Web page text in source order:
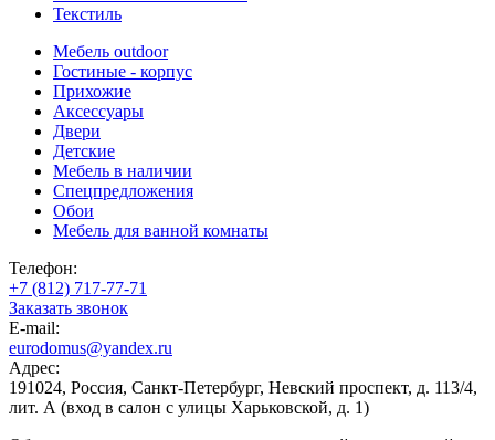
Текстиль
Мебель outdoor
Гостиные - корпус
Прихожие
Аксессуары
Двери
Детские
Мебель в наличии
Спецпредложения
Обои
Мебель для ванной комнаты
Телефон:
+7 (812) 717-77-71
Заказать звонок
E-mail:
eurodomus@yandex.ru
Адрес:
191024, Россия, Санкт-Петербург, Невский проспект, д. 113/4,
лит. А (вход в салон с улицы Харьковской, д. 1)